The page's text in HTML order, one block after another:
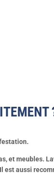
et meubles.
aussi